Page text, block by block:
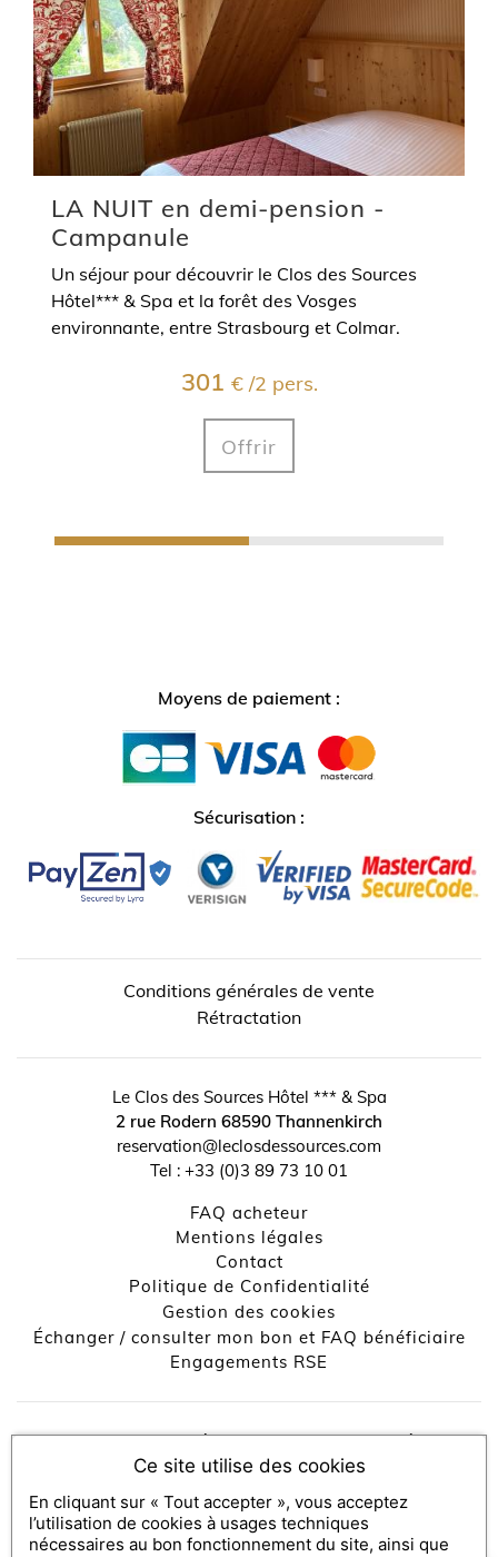
LA NUIT en demi-pension -
Campanule
Un séjour pour découvrir le Clos des Sources
Hôtel*** & Spa et la forêt des Vosges
environnante, entre Strasbourg et Colmar.
301 € /2 pers.
Offrir
Moyens de paiement :
Sécurisation :
Conditions générales de vente
Rétractation
Le Clos des Sources Hôtel *** & Spa
2 rue Rodern 68590 Thannenkirch
reservation@leclosdessources.com
Tel : +33 (0)3 89 73 10 01
FAQ acheteur
Mentions légales
contact
Politique de Confidentialité
Gestion des cookies
Échanger / consulter mon bon et FAQ bénéficiaire
Engagements RSE
Console SecretBox ®, éditeur de la solution de chèques et
coffrets cadeaux
Partenaires médias : SecretBox
Ce site utilise des cookies
En cliquant sur « Tout accepter », vous acceptez
l’utilisation de cookies à usages techniques
nécessaires au bon fonctionnement du site, ainsi que